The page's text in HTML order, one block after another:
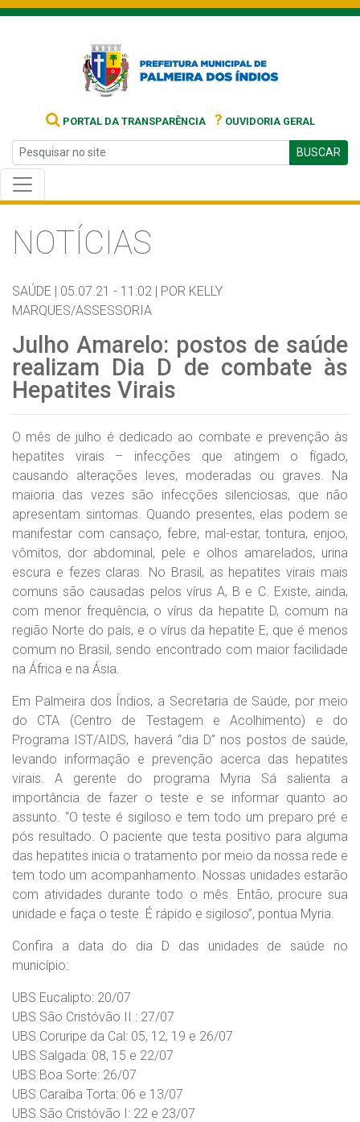
PORTAL DA TRANSPARÊNCIA ? OUVIDORIA GERAL
BUSCAR
NOTÍCIAS
SAÚDE | 05.07.21 - 11:02 | POR KELLY
MARQUES/ASSESSORIA
Julho Amarelo: postos de saúde
realizam Dia D de combate às
Hepatites Virais
O mês de julho é dedicado ao combate e prevenção às
hepatites virais – infecções que atingem o fígado,
causando alterações leves, moderadas ou graves. Na
maioria das vezes são infecções silenciosas, que não
apresentam sintomas. Quando presentes, elas podem se
manifestar com cansaço, febre, mal-estar, tontura, enjoo,
vômitos, dor abdominal, pele e olhos amarelados, urina
escura e fezes claras. No Brasil, as hepatites virais mais
comuns são causadas pelos vírus A, B e C. Existe, ainda,
com menor frequência, o vírus da hepatite D, comum na
região Norte do país, e o vírus da hepatite E, que é menos
comum no Brasil, sendo encontrado com maior facilidade
na África e na Ásia.
Em Palmeira dos Índios, a Secretaria de Saúde, por meio
do CTA (Centro de Testagem e Acolhimento) e do
Programa IST/AIDS, haverá “dia D” nos postos de saúde,
levando informação e prevenção acerca das hepatites
virais. A gerente do programa Myria Sá salienta a
importância de fazer o teste e se informar quanto ao
assunto. “O teste é sigiloso e tem todo um preparo pré e
pós resultado. O paciente que testa positivo para alguma
das hepatites inicia o tratamento por meio da nossa rede e
tem todo um acompanhamento. Nossas unidades estarão
com atividades durante todo o mês. Então, procure sua
unidade e faça o teste. É rápido e sigiloso”, pontua Myria.
Confira a data do dia D das unidades de saúde no
município:
UBS Eucalipto: 20/07
UBS São Cristóvão II : 27/07
UBS Coruripe da Cal: 05, 12, 19 e 26/07
UBS Salgada: 08, 15 e 22/07
UBS Boa Sorte: 26/07
UBS Caraíba Torta: 06 e 13/07
UBS São Cristóvão I: 22 e 23/07